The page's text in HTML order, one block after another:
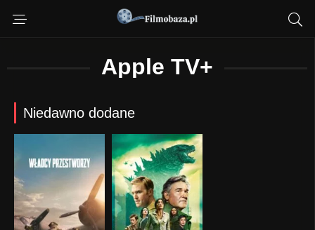
Apple TV+
Niedawno dodane